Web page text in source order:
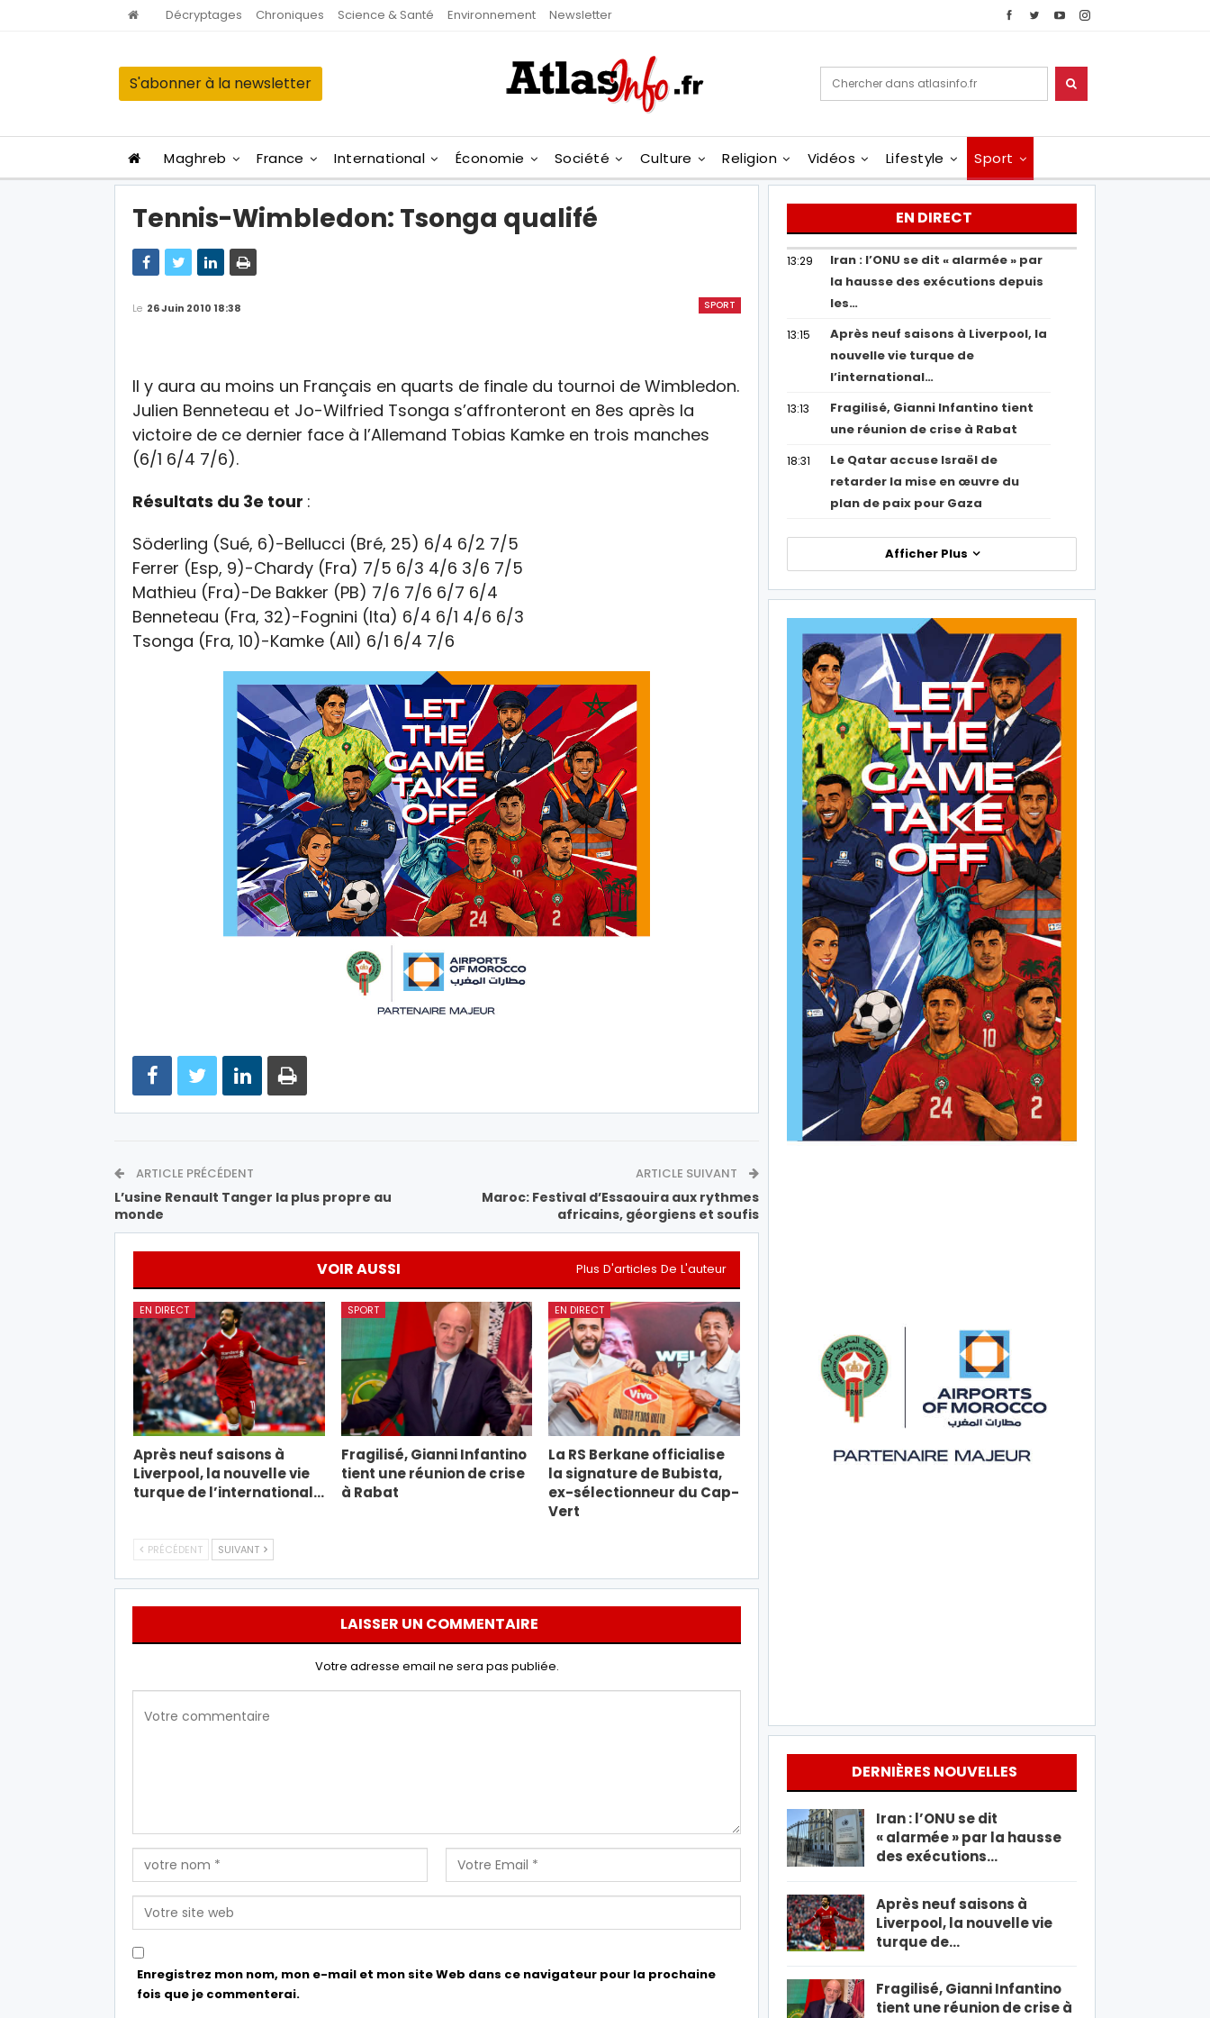
Décryptages Chroniques Science & Santé Environnement Newsletter
S'abonner à la newsletter
Maghreb France International Économie Société Culture Religion Vidéos Lifestyle Sport
Tennis-Wimbledon: Tsonga qualifé
SPORT
Le 26 Juin 2010 18:38
Il y aura au moins un Français en quarts de finale du tournoi de Wimbledon.
Julien Benneteau et Jo-Wilfried Tsonga s’affronteront en 8es après la
victoire de ce dernier face à l’Allemand Tobias Kamke en trois manches
(6/1 6/4 7/6).
Résultats du 3e tour :
Söderling (Sué, 6)-Bellucci (Bré, 25) 6/4 6/2 7/5
Ferrer (Esp, 9)-Chardy (Fra) 7/5 6/3 4/6 3/6 7/5
Mathieu (Fra)-De Bakker (PB) 7/6 7/6 6/7 6/4
Benneteau (Fra, 32)-Fognini (Ita) 6/4 6/1 4/6 6/3
Tsonga (Fra, 10)-Kamke (All) 6/1 6/4 7/6
ARTICLE PRÉCÉDENT
L’usine Renault Tanger la plus propre au
monde
ARTICLE SUIVANT
Maroc: Festival d’Essaouira aux rythmes
africains, géorgiens et soufis
VOIR AUSSI Plus D'articles De L'auteur
EN DIRECT
Après neuf saisons à
Liverpool, la nouvelle vie
turque de l’international…
SPORT
Fragilisé, Gianni Infantino
tient une réunion de crise
à Rabat
EN DIRECT
La RS Berkane officialise
la signature de Bubista,
ex-sélectionneur du Cap-
Vert
PRÉCÉDENT SUIVANT
LAISSER UN COMMENTAIRE
Votre adresse email ne sera pas publiée.
Enregistrez mon nom, mon e-mail et mon site Web dans ce navigateur pour la prochaine
fois que je commenterai.
EN DIRECT
13:29
Iran : l’ONU se dit « alarmée » par
la hausse des exécutions depuis
les…
13:15
Après neuf saisons à Liverpool, la
nouvelle vie turque de
l’international…
13:13
Fragilisé, Gianni Infantino tient
une réunion de crise à Rabat
18:31
Le Qatar accuse Israël de
retarder la mise en œuvre du
plan de paix pour Gaza
Afficher Plus
DERNIÈRES NOUVELLES
Iran : l’ONU se dit
« alarmée » par la hausse
des exécutions…
Après neuf saisons à
Liverpool, la nouvelle vie
turque de…
Fragilisé, Gianni Infantino
tient une réunion de crise à